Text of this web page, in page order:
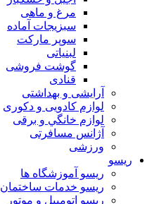
مرغ و ماهی
سبزیجات آماده
سوپر مارکت
لبنیاتی
گوشت فروشی
قنادی
آرایشی و بهداشتی
لوازم کادویی و دکوری
لوازم خانگي و برقی
آژانس مسافرتی
ورزشی
ریسو
ریسو آموزشگاه ها
ریسو خدمات ساختمان
ریسو اتومبیل و موتور